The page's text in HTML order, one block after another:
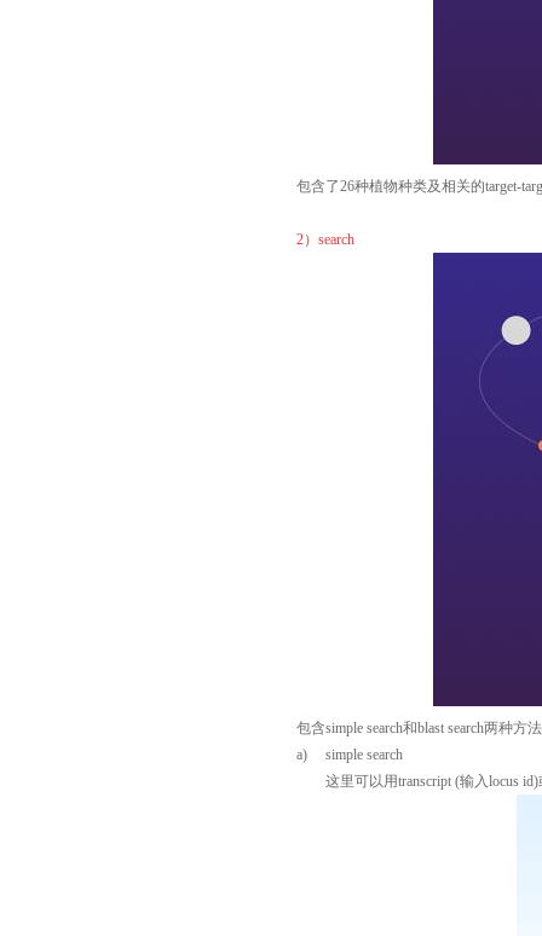
包含了26种植物种类及相关的target-
2）search
包含simple search和blast search两种方
a) simple search
这里可以用transcript (输入locus